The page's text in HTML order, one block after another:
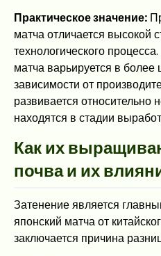
Практическое значение:
матча отличается высокой
технологического
матча варьируется в
зависимости от
развивается относительно
находятся в стадии
Как их
почва и их
Затенение является
японский матча от
заключается причина